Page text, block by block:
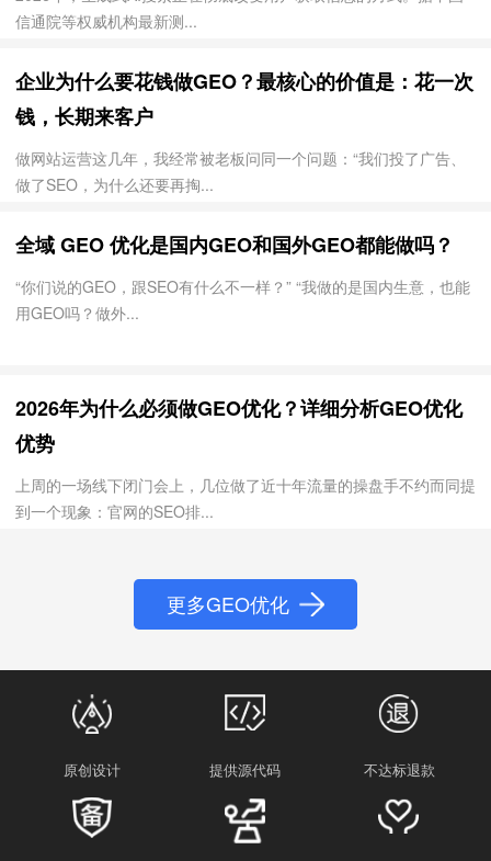
信通院等权威机构最新测...
企业为什么要花钱做GEO？最核心的价值是：花一次
钱，长期来客户
做网站运营这几年，我经常被老板问同一个问题：“我们投了广告、
做了SEO，为什么还要再掏...
全域 GEO 优化是国内GEO和国外GEO都能做吗？
“你们说的GEO，跟SEO有什么不一样？” “我做的是国内生意，也能
用GEO吗？做外...
2026年为什么必须做GEO优化？详细分析GEO优化
优势
上周的一场线下闭门会上，几位做了近十年流量的操盘手不约而同提
到一个现象：官网的SEO排...
更多GEO优化
原创设计 提供源代码 不达标退款